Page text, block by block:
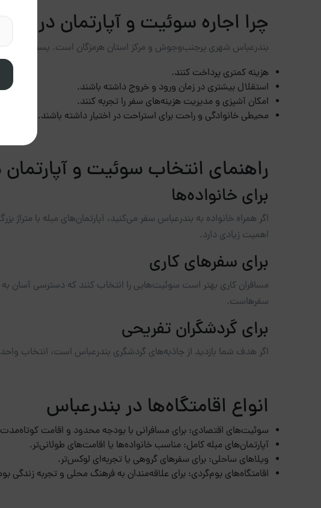
چرا اجاره سوئیت و آپارتمان در
بندرعباس شهری پرجنب‌وجوش و مرکز استان هرمزگان است. بسیاری از
هزینه کمتری پرداخت کنند.
استقلال بیشتری در زمان ورود و خروج داشته باشند.
امکان آشپزی و مدیریت هزینه‌های سفر را تجربه کنند.
محیطی خانوادگی و راحت برای استراحت در اختیار داشته باشند.
راهنمای انتخاب سوئیت و
برای خانواده‌ها
اگر همراه خانواده به بندرعباس سفر می‌کنید، آپارتمان‌های مبله با
اهمیت زیادی دارد.
برای سفرهای کاری
مسافران کاری بهتر است سوئیت‌هایی را انتخاب کنند که دسترسی آسان به
سفرهاست.
برای گردشگران تفریحی
اگر هدف شما بازدید از جاذبه‌های گردشگری بندرعباس است، انتخاب
انواع اقامتگاه‌ها در بندرعباس
سوئیت‌های اقتصادی: برای مسافرانی با بودجه محدود و اقامت
آپارتمان‌های مبله کامل: مناسب خانواده‌ها یا اقامت‌های طولانی‌تر.
ویلاهای ساحلی: برای سفرهای گروهی یا تجربه‌ای لوکس‌تر.
اقامتگاه‌های بوم‌گردی: برای علاقه‌مندان به فرهنگ محلی و تجربه زندگی